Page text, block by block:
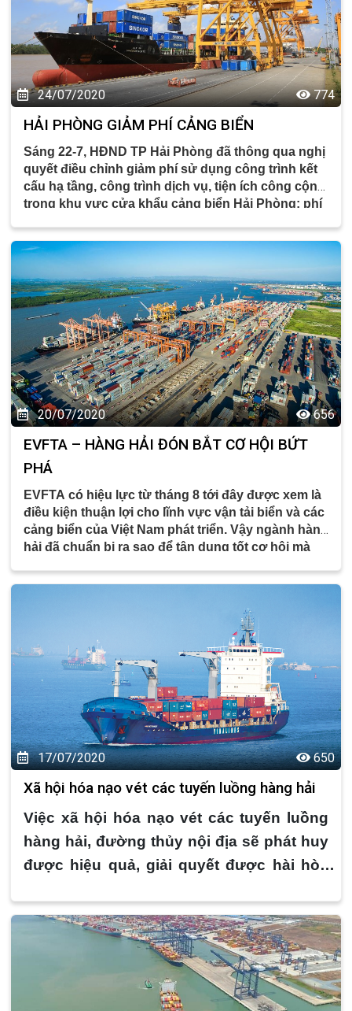
24/07/2020 774
HẢI PHÒNG GIẢM PHÍ CẢNG BIỂN
Sáng 22-7, HĐND TP Hải Phòng đã thông qua nghị
quyết điều chỉnh giảm phí sử dụng công trình kết
cấu hạ tầng, công trình dịch vụ, tiện ích công cộng
trong khu vực cửa khẩu cảng biển Hải Phòng; phí
huyện Cát Hải, một số loại phí và lệ phí…
20/07/2020 656
EVFTA – HÀNG HẢI ĐÓN BẮT CƠ HỘI BỨT
PHÁ
EVFTA có hiệu lực từ tháng 8 tới đây được xem là
điều kiện thuận lợi cho lĩnh vực vận tải biển và các
cảng biển của Việt Nam phát triển. Vậy ngành hàng
hải đã chuẩn bị ra sao để tận dụng tốt cơ hội mà
17/07/2020 650
Xã hội hóa nạo vét các tuyến luồng hàng hải
Việc xã hội hóa nạo vét các tuyến luồng
hàng hải, đường thủy nội địa sẽ phát huy
được hiệu quả, giải quyết được hài hòa
và người dân cũng như doanh nghiệp thụ